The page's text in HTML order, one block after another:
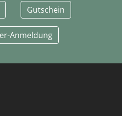
Gutschein
Anmeldung